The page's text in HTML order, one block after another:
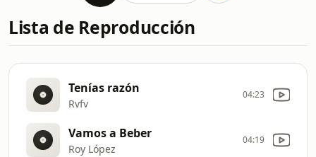
Lista de Reproducción
Tenías razón
Rvfv
04:23
Vamos a Beber
Roy López
04:19